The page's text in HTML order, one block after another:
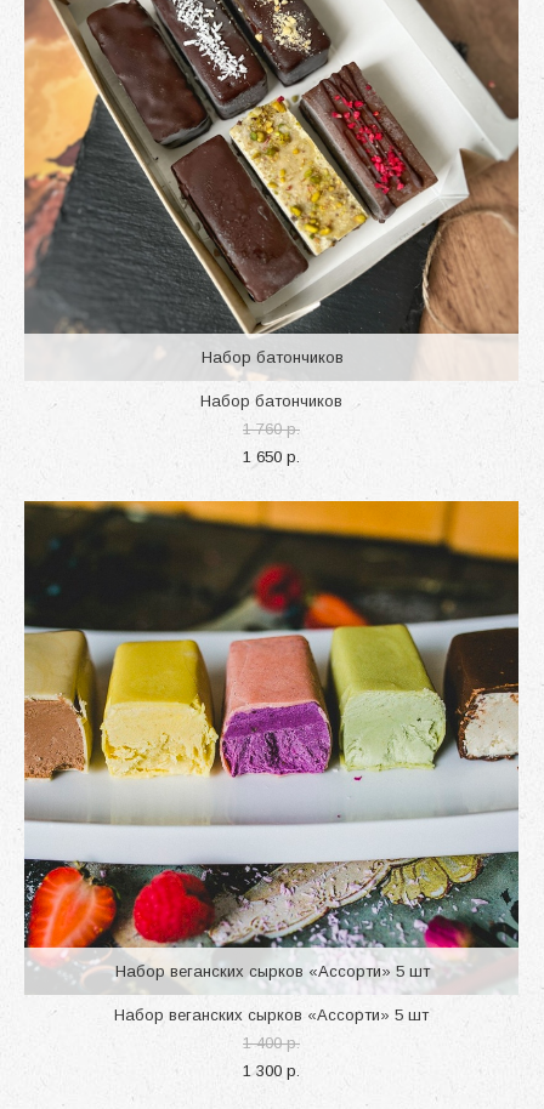
Набор батончиков
Набор батончиков
1 760 p.
1 650 p.
Набор веганских сырков «Ассорти» 5 шт
Набор веганских сырков «Ассорти» 5 шт
1 400 p.
1 300 p.